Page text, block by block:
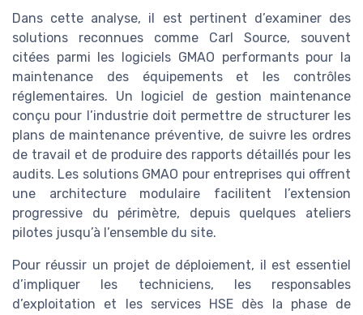
Dans cette analyse, il est pertinent d’examiner des
solutions reconnues comme Carl Source, souvent
citées parmi les logiciels GMAO performants pour la
maintenance des équipements et les contrôles
réglementaires. Un logiciel de gestion maintenance
conçu pour l’industrie doit permettre de structurer les
plans de maintenance préventive, de suivre les ordres
de travail et de produire des rapports détaillés pour les
audits. Les solutions GMAO pour entreprises qui offrent
une architecture modulaire facilitent l’extension
progressive du périmètre, depuis quelques ateliers
pilotes jusqu’à l’ensemble du site.
Pour réussir un projet de déploiement, il est essentiel
d’impliquer les techniciens, les responsables
d’exploitation et les services HSE dès la phase de